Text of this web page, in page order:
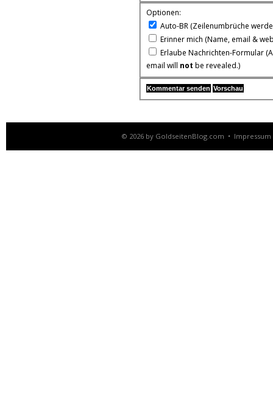
Optionen:
Auto-BR (Zeilenumbrüche
Erinner mich (Name, email &
Erlaube Nachrichten-Formular
email will not be revealed.)
© 2026 by GoldseitenBlog.com • Impressum